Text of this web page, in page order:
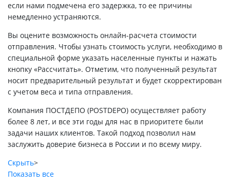
если нами подмечена его задержка, то ее причины
немедленно устраняются.
Вы оцените возможность онлайн-расчета стоимости
отправления. Чтобы узнать стоимость услуги, необходимо в
специальной форме указать населенные пункты и нажать
кнопку «Рассчитать». Отметим, что полученный результат
носит предварительный результат и будет скорректирован
с учетом веса и типа отправления.
Компания ПОСТДЕПО (POSTDEPO) осуществляет работу
более 8 лет, и все эти годы для нас в приоритете были
задачи наших клиентов. Такой подход позволил нам
заслужить доверие бизнеса в России и по всему миру.
Скрыть>
Показать все